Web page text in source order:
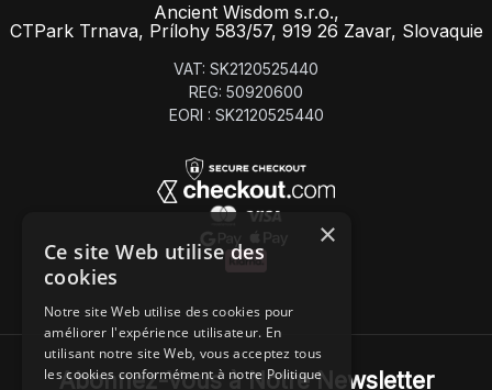
Ancient Wisdom s.r.o.,
CTPark Trnava, Prílohy 583/57, 919 26 Zavar, Slovaquie
VAT: SK2120525440
REG: 50920600
EORI : SK2120525440
Abonnez-Vous à Notre Newsletter
×
Ce site Web utilise des
cookies
Notre site Web utilise des cookies pour
améliorer l'expérience utilisateur. En
utilisant notre site Web, vous acceptez tous
les cookies conformément à notre Politique